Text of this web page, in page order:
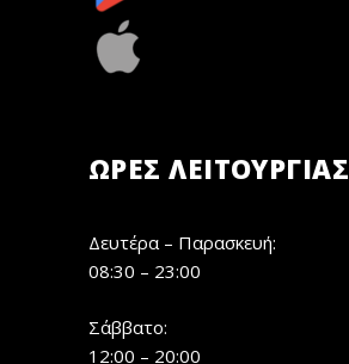
ΏΡΕΣ ΛΕΙΤΟΥΡΓΊΑΣ
Δευτέρα – Παρασκευή:
08:30 – 23:00
Σάββατο:
12:00 – 20:00